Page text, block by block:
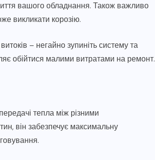
вашого обладнання. Також важливо
викликати корозію.
– негайно зупиніть систему та
обійтися малими витратами на ремонт.
тепла між різними
він забезпечує максимальну